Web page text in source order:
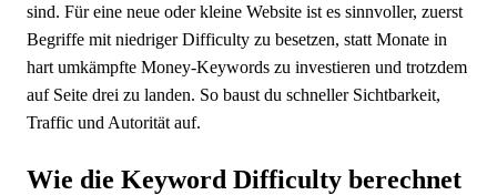
sind. Für eine neue oder kleine Website ist es sinnvoller, zuerst
Begriffe mit niedriger Difficulty zu besetzen, statt Monate in
hart umkämpfte Money-Keywords zu investieren und trotzdem
auf Seite drei zu landen. So baust du schneller Sichtbarkeit,
Traffic und Autorität auf.
Wie die Keyword Difficulty berechnet